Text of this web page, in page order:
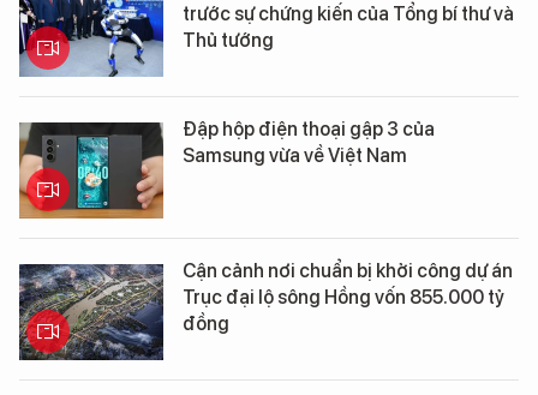
trước sự chứng kiến của Tổng bí thư và
Thủ tướng
Đập hộp điện thoại gập 3 của
Samsung vừa về Việt Nam
Cận cảnh nơi chuẩn bị khởi công dự án
Trục đại lộ sông Hồng vốn 855.000 tỷ
đồng